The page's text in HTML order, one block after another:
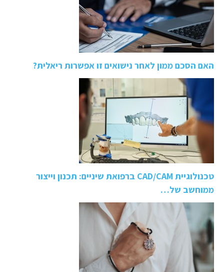
האם הסכם ממון לאחר נישואים זו אפשרות ריאלית?
טכנולוגיית CAD/CAM ברפואת שיניים: תכנון וייצור
ממוחשב של…